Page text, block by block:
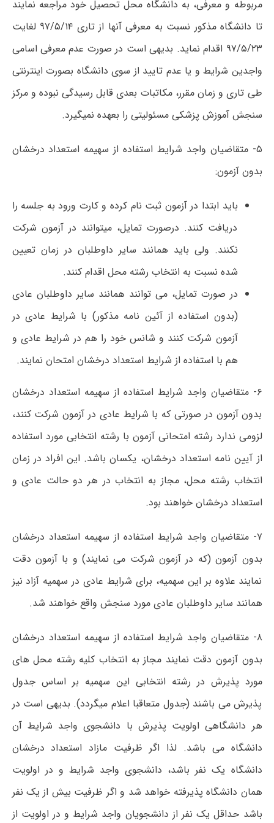
مربوطه و معرفی، به دانشگاه محل تحصیل خود مراجعه نمایند
تا دانشگاه مذکور نسبت به معرفی آنها از تاری ۹۷/۵/۱۴ لغایت
۹۷/۵/۲۳ اقدام نماید. بدیهی است در صورت عدم معرفی اسامی
واجدین شرایط و یا عدم تایید از سوی دانشگاه بصورت اینترنتی
طی تاری و زمان مقرر، مکاتبات بعدی قابل رسیدگی نبوده و مرکز
سنجش آموزش پزشکی مسئولیتی را بعهده نمیگیرد.
۵- متقاضیان واجد شرایط استفاده از سهیمه استعداد درخشان
بدون آزمون:
باید ابتدا در آزمون ثبت نام کرده و کارت ورود به جلسه را
دریافت کنند. درصورت تمایل، میتوانند در آزمون شرکت
نکنند. ولی باید همانند سایر داوطلبان در زمان تعیین
شده نسبت به انتخاب رشته محل اقدام کنند.
در صورت تمایل، می توانند همانند سایر داوطلبان عادی
(بدون استفاده از آئین نامه مذکور) با شرایط عادی در
آزمون شرکت کنند و شانس خود را هم در شرایط عادی و
هم با استفاده از شرایط استعداد درخشان امتحان نمایند.
۶- متقاضیان واجد شرایط استفاده از سهیمه استعداد درخشان
بدون آزمون در صورتی که با شرایط عادی در آزمون شرکت کنند،
لزومی ندارد رشته امتحانی آزمون با رشته انتخابی مورد استفاده
از آیین نامه استعداد درخشان، یکسان باشد. این افراد در زمان
انتخاب رشته محل، مجاز به انتخاب در هر دو حالت عادی و
استعداد درخشان خواهند بود.
۷- متقاضیان واجد شرایط استفاده از سهیمه استعداد درخشان
بدون آزمون (که در آزمون شرکت می نمایند) و با آزمون دقت
نمایند علاوه بر این سهمیه، برای شرایط عادی در سهمیه آزاد نیز
همانند سایر داوطلبان عادی مورد سنجش واقع خواهند شد.
۸- متقاضیان واجد شرایط استفاده از سهیمه استعداد درخشان
بدون آزمون دقت نمایند مجاز به انتخاب کلیه رشته محل های
مورد پذیرش در رشته انتخابی این سهمیه بر اساس جدول
پذیرش می باشند (جدول متعاقبا اعلام میگردد). بدیهی است در
هر دانشگاهی اولویت پذیرش با دانشجوی واجد شرایط آن
دانشگاه می باشد. لذا اگر ظرفیت مازاد استعداد درخشان
دانشگاه یک نفر باشد، دانشجوی واجد شرایط و در اولویت
همان دانشگاه پذیرفته خواهد شد و اگر ظرفیت بیش از یک نفر
باشد حداقل یک نفر از دانشجویان واجد شرایط و در اولویت از